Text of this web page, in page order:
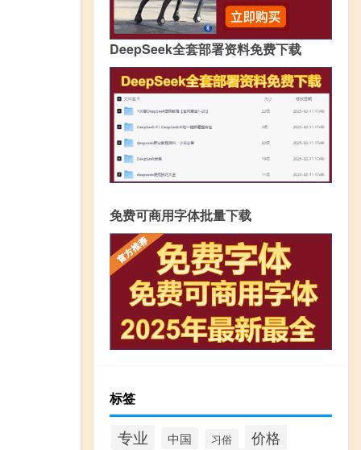
DeepSeek全套部署资料免费下载
免费可商用字体批量下载
标签
专业 中国 习俗 价格